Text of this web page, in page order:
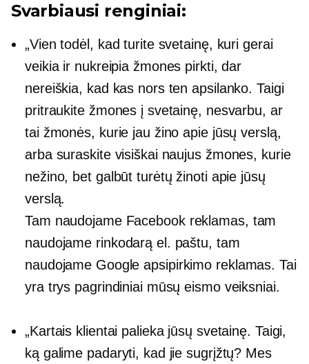
Svarbiausi renginiai:
„Vien todėl, kad turite svetainę, kuri gerai
veikia ir nukreipia žmones pirkti, dar
nereiškia, kad kas nors ten apsilanko. Taigi
pritraukite žmones į svetainę, nesvarbu, ar
tai žmonės, kurie jau žino apie jūsų verslą,
arba suraskite visiškai naujus žmones, kurie
nežino, bet galbūt turėtų žinoti apie jūsų
verslą.
Tam naudojame Facebook reklamas, tam
naudojame rinkodarą el. paštu, tam
naudojame Google apsipirkimo reklamas. Tai
yra trys pagrindiniai mūsų eismo veiksniai.
„Kartais klientai palieka jūsų svetainę. Taigi,
ką galime padaryti, kad jie sugrįžtų? Mes